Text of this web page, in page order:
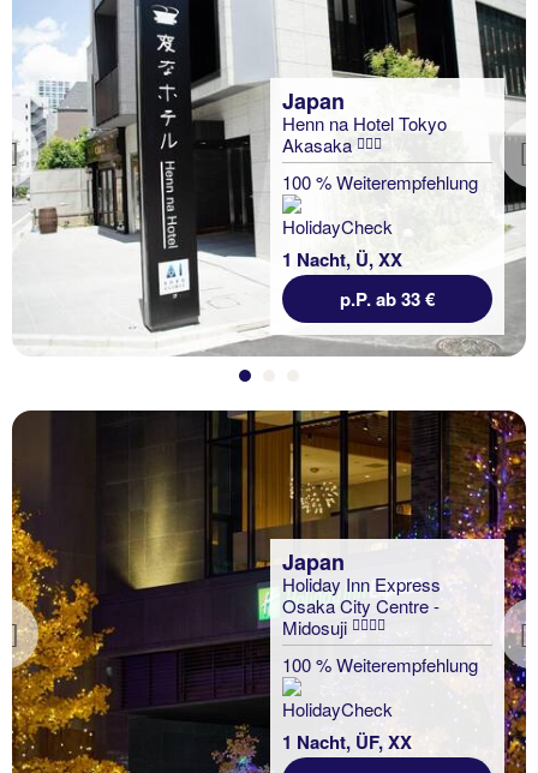
Previous
Japan
Henn na Hotel Tokyo
Akasaka
100 % Weiterempfehlung
1 Nacht, Ü, XX
p.P. ab 33 €
Previous
Japan
Holiday Inn Express
Osaka City Centre -
Midosuji
100 % Weiterempfehlung
1 Nacht, ÜF, XX